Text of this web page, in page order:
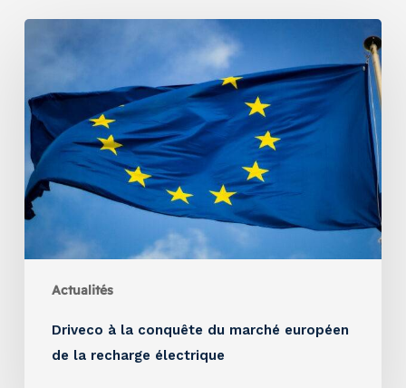
Actualités
Driveco à la conquête du marché européen
de la recharge électrique